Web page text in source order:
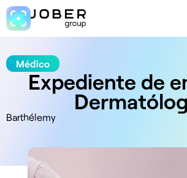
Médico
Expediente de
Barthélemy